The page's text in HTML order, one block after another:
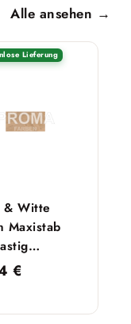
Alle ansehen →
Lieferung
& Witte
Maxistab
geölt
€